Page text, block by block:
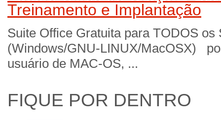
Treinamento e Implantação
Suite Office Gratuita para TODOS
(Windows/GNU-LINUX/MacOSX)
usuário de MAC-OS, ...
FIQUE POR DENTRO